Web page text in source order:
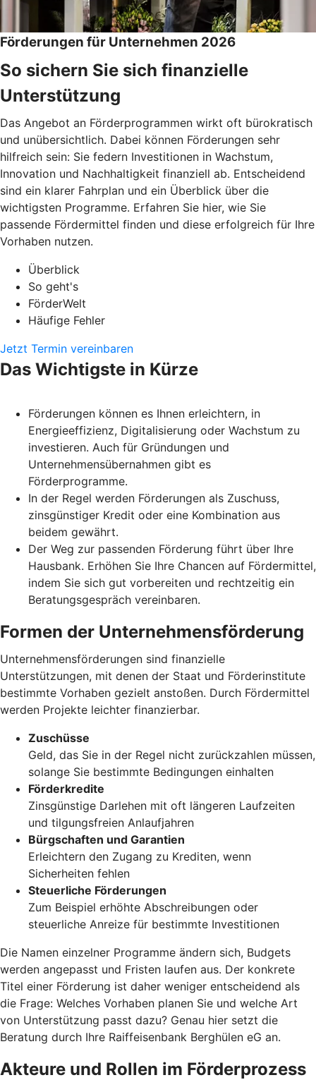
Förderungen für Unternehmen 2026
So sichern Sie sich finanzielle
Unterstützung
Das Angebot an Förderprogrammen wirkt oft bürokratisch
und unübersichtlich. Dabei können Förderungen sehr
hilfreich sein: Sie federn Investitionen in Wachstum,
Innovation und Nachhaltigkeit finanziell ab. Entscheidend
sind ein klarer Fahrplan und ein Überblick über die
wichtigsten Programme. Erfahren Sie hier, wie Sie
passende Fördermittel finden und diese erfolgreich für Ihre
Vorhaben nutzen.
Überblick
So geht's
FörderWelt
Häufige Fehler
Jetzt Termin vereinbaren
Das Wichtigste in Kürze
Förderungen können es Ihnen erleichtern, in
Energieeffizienz, Digitalisierung oder Wachstum zu
investieren. Auch für Gründungen und
Unternehmensübernahmen gibt es
Förderprogramme.
In der Regel werden Förderungen als Zuschuss,
zinsgünstiger Kredit oder eine Kombination aus
beidem gewährt.
Der Weg zur passenden Förderung führt über Ihre
Hausbank. Erhöhen Sie Ihre Chancen auf Fördermittel,
indem Sie sich gut vorbereiten und rechtzeitig ein
Beratungsgespräch vereinbaren.
Formen der Unternehmensförderung
Unternehmensförderungen sind finanzielle
Unterstützungen, mit denen der Staat und Förderinstitute
bestimmte Vorhaben gezielt anstoßen. Durch Fördermittel
werden Projekte leichter finanzierbar.
Zuschüsse
Geld, das Sie in der Regel nicht zurückzahlen müssen,
solange Sie bestimmte Bedingungen einhalten
Förderkredite
Zinsgünstige Darlehen mit oft längeren Laufzeiten
und tilgungsfreien Anlaufjahren
Bürgschaften und Garantien
Erleichtern den Zugang zu Krediten, wenn
Sicherheiten fehlen
Steuerliche Förderungen
Zum Beispiel erhöhte Abschreibungen oder
steuerliche Anreize für bestimmte Investitionen
Die Namen einzelner Programme ändern sich, Budgets
werden angepasst und Fristen laufen aus. Der konkrete
Titel einer Förderung ist daher weniger entscheidend als
die Frage: Welches Vorhaben planen Sie und welche Art
von Unterstützung passt dazu? Genau hier setzt die
Beratung durch Ihre Raiffeisenbank Berghülen eG an.
Akteure und Rollen im Förderprozess